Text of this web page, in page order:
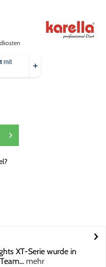
XT-Serie wurde in
mehr